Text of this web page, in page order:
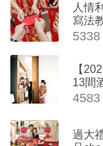
人情
寫法
【
13間
4583
過大